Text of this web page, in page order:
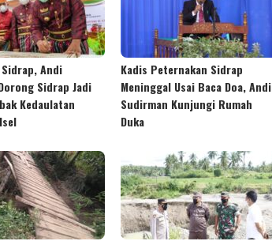
Andi
Sidrap Jadi
Kedaulatan
Kadis Peternakan Sidrap
Meninggal Usai Baca Doa, Andi
Sudirman Kunjungi Rumah
Duka